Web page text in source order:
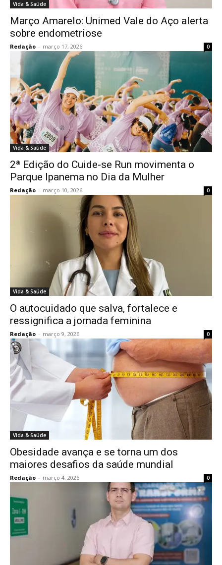
Vida & Saúde
Março Amarelo: Unimed Vale do Aço alerta
sobre endometriose
Redação - março 17, 2026 0
Vida & Saúde
2ª Edição do Cuide-se Run movimenta o
Parque Ipanema no Dia da Mulher
Redação - março 10, 2026 0
Vida & Saúde
O autocuidado que salva, fortalece e
ressignifica a jornada feminina
Redação - março 9, 2026 0
Vida & Saúde
Obesidade avança e se torna um dos
maiores desafios da saúde mundial
Redação - março 4, 2026 0